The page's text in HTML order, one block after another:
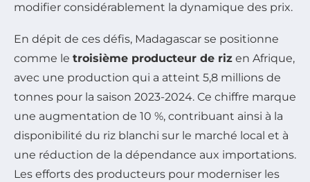
modifier considérablement la dynamique des prix.
En dépit de ces défis, Madagascar se positionne
comme le troisième producteur de riz en Afrique,
avec une production qui a atteint 5,8 millions de
tonnes pour la saison 2023-2024. Ce chiffre marque
une augmentation de 10 %, contribuant ainsi à la
disponibilité du riz blanchi sur le marché local et à
une réduction de la dépendance aux importations.
Les efforts des producteurs pour moderniser les